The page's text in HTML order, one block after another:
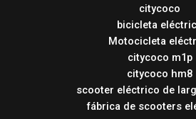
citycoco
bicicleta
Motocicleta
citycoco m1p
citycoco hm8
scooter eléctrico de
fábrica de scooters